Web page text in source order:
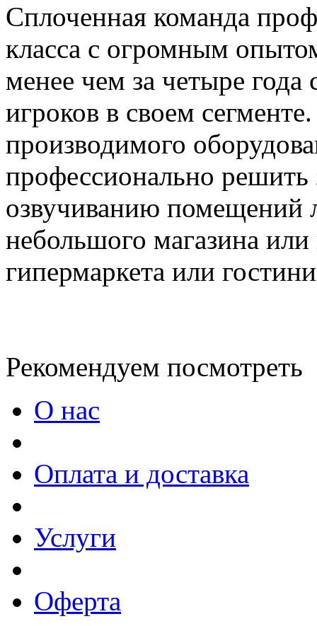
Сплоченная команда
класса с огромным
менее чем за четыре
игроков в своем
производимого
профессионально
озвучиванию помещений
небольшого магазина
гипермаркета или
Рекомендуем посмотреть
О нас
Оплата и доставка
Услуги
Оферта